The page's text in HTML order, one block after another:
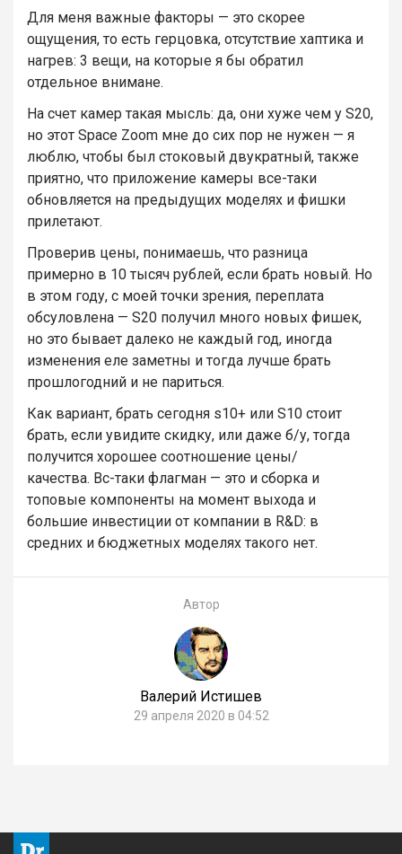
Для меня важные факторы — это скорее
ощущения, то есть герцовка, отсутствие хаптика и
нагрев: 3 вещи, на которые я бы обратил
отдельное внимане.
На счет камер такая мысль: да, они хуже чем у S20,
но этот Space Zoom мне до сих пор не нужен — я
люблю, чтобы был стоковый двукратный, также
приятно, что приложение камеры все-таки
обновляется на предыдущих моделях и фишки
прилетают.
Проверив цены, понимаешь, что разница
примерно в 10 тысяч рублей, если брать новый. Но
в этом году, с моей точки зрения, переплата
обсуловлена — S20 получил много новых фишек,
но это бывает далеко не каждый год, иногда
изменения еле заметны и тогда лучше брать
прошлогодний и не париться.
Как вариант, брать сегодня s10+ или S10 стоит
брать, если увидите скидку, или даже б/у, тогда
получится хорошее соотношение цены/
качества. Вс-таки флагман — это и сборка и
топовые компоненты на момент выхода и
большие инвестиции от компании в R&D: в
средних и бюджетных моделях такого нет.
Автор
Валерий Истишев
29 апреля 2020 в 04:52